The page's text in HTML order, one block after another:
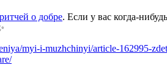
о добре. Если у вас когда-
myi-i-muzhchinyi/article-162995-